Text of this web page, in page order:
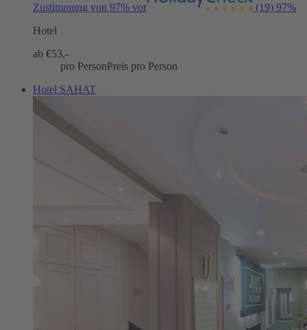
Zustimmung von 97% vor (19) 97%
Hotel
ab €53,-
pro PersonPreis pro Person
Hotel SAHAT